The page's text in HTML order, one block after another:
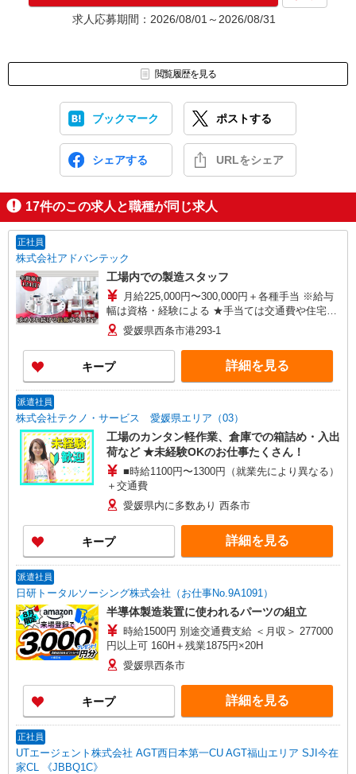
★入社前に配属先が決定する場合もございます。
いずれの場合も、入社された時点で給与が発生します。（当社規
株式会社テクノ・サービス 松山営業所
〒790-0003 愛媛県松山市三番町7-1-21 ジブラルタ生命松山ビル
求人応募期間：2026/08/01～2026/08/31
閲覧履歴を見る
ブックマーク ポストする
シェアする URLをシェア
17件のこの求人と職種が同じ求人
正社員
株式会社アドバンテック
工場内での製造スタッフ
月給225,000円〜300,000円＋各種手当 ※給与
幅は資格・経験による ★手当ては交通費や住宅手
当、配偶者手当、 子供手当、時間外手当などし
っかり別途支給！
愛媛県西条市港293-1
キープ 詳細を見る
派遣社員
株式会社テクノ・サービス 愛媛県エリア（03）
工場のカンタン軽作業、倉庫での箱詰め・入出
荷など ★未経験OKのお仕事たくさん！
■時給1100円〜1300円（就業先により異なる）
＋交通費
愛媛県内に多数あり 西条市
キープ 詳細を見る
派遣社員
日研トータルソーシング株式会社（お仕事No.9A1091）
半導体製造装置に使われるパーツの組立
時給1500円 別途交通費支給 ＜月収＞ 277000
円以上可 160H＋残業1875円×20H
愛媛県西条市
キープ 詳細を見る
正社員
UTエージェント株式会社 AGT西日本第一CU AGT福山エリア SJI今在
家CL 《JBBQ1C》